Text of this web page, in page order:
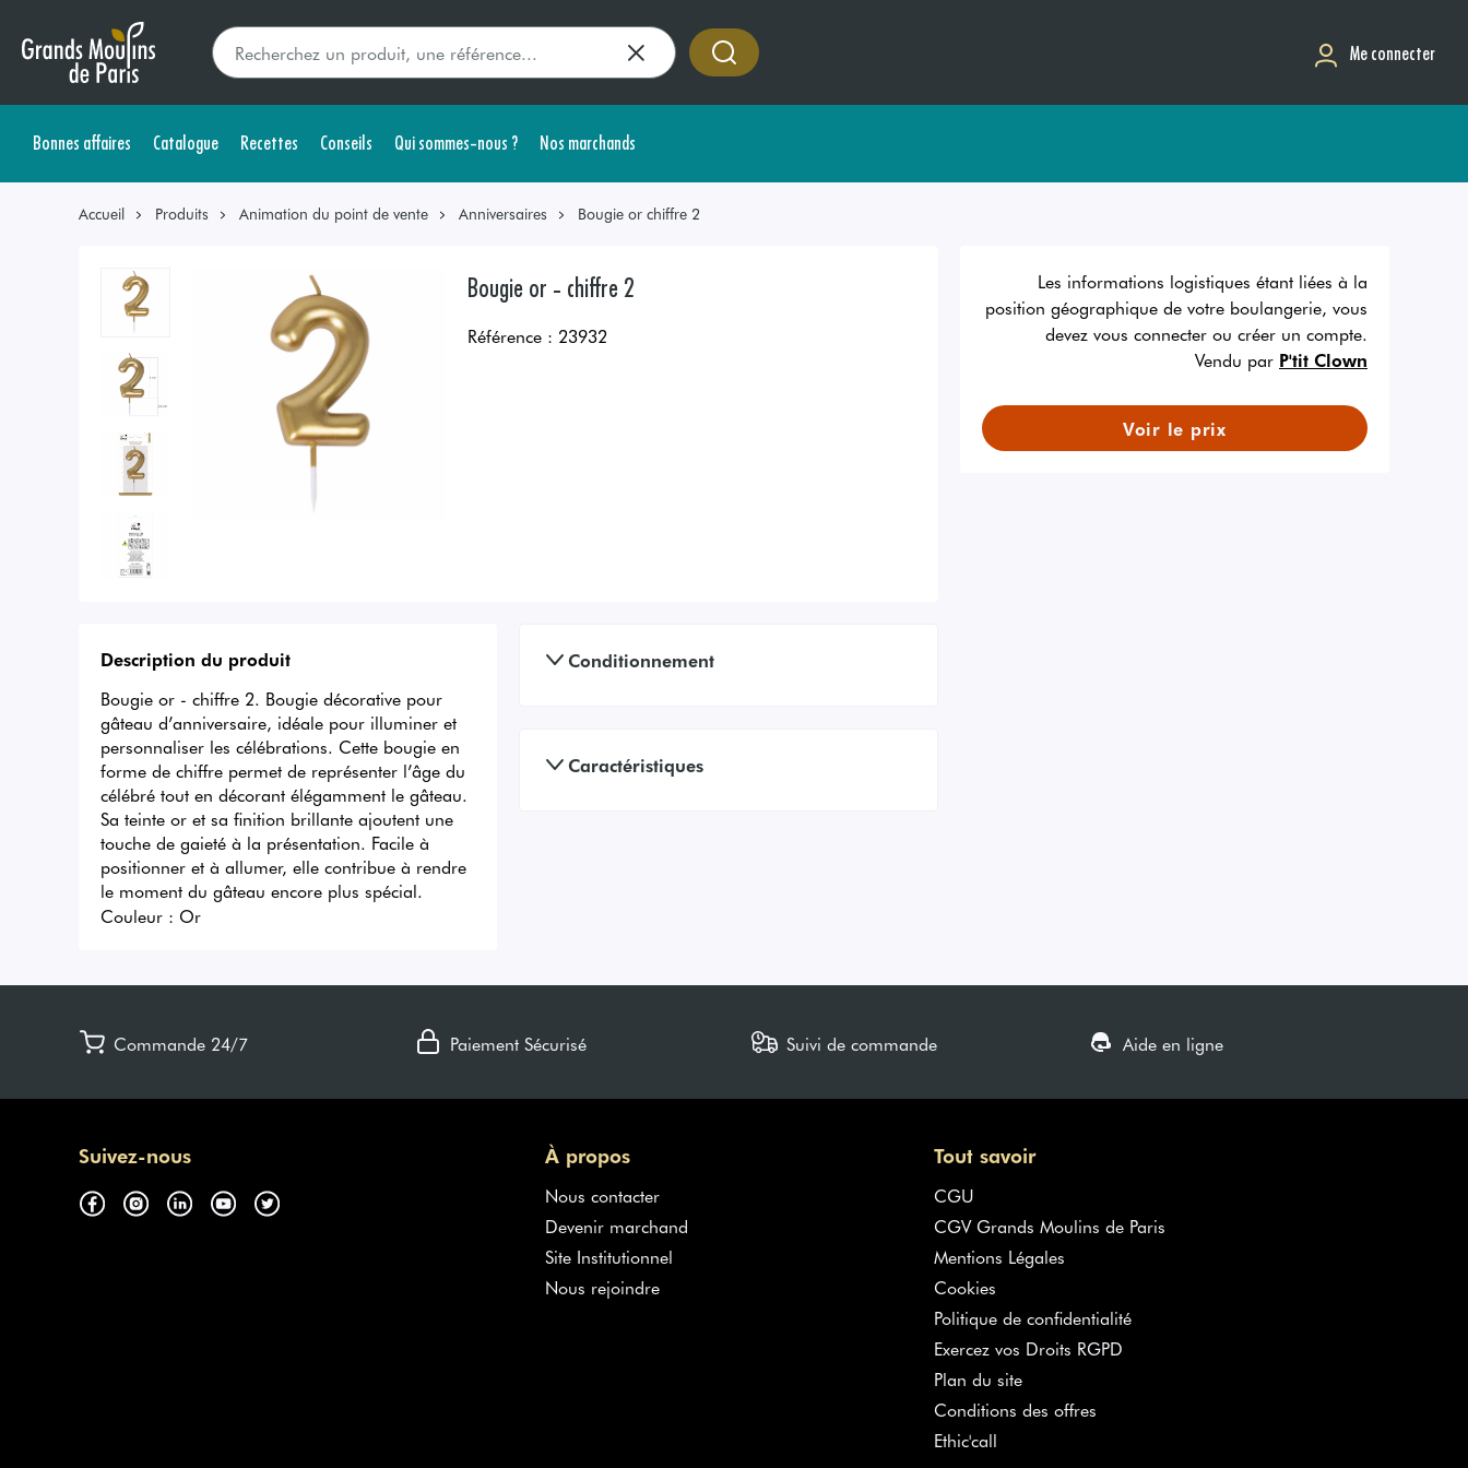
Me connecter
Bonnes affaires Catalogue Recettes Conseils Qui sommes-nous ? Nos marchands
Accueil Produits Animation du point de vente Anniversaires Bougie or chiffre 2
Bougie or - chiffre 2
Référence : 23932
Les informations logistiques étant liées à la
position géographique de votre boulangerie, vous
devez vous connecter ou créer un compte.
Vendu par P'tit Clown
Voir le prix
Description du produit
Bougie or - chiffre 2. Bougie décorative pour
gâteau d’anniversaire, idéale pour illuminer et
personnaliser les célébrations. Cette bougie en
forme de chiffre permet de représenter l’âge du
célébré tout en décorant élégamment le gâteau.
Sa teinte or et sa finition brillante ajoutent une
touche de gaieté à la présentation. Facile à
positionner et à allumer, elle contribue à rendre
le moment du gâteau encore plus spécial.
Couleur : Or
Conditionnement
Caractéristiques
Commande 24/7 Paiement Sécurisé Suivi de commande Aide en ligne
Suivez-nous À propos
Nous contacter
Devenir marchand
Site Institutionnel
Nous rejoindre
Tout savoir
CGU
CGV Grands Moulins de Paris
Mentions Légales
Cookies
Politique de confidentialité
Exercez vos Droits RGPD
Plan du site
Conditions des offres
Ethic'call